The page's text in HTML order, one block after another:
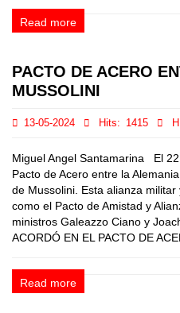
Read more
PACTO DE ACERO
MUSSOLINI
13-05-2024 Hits: 1415
Miguel Angel Santamarina El
Pacto de Acero entre la
de Mussolini. Esta alianza
como el Pacto de Amistad y
ministros Galeazzo Ciano y
ACORDÓ EN EL PACTO DE
Read more